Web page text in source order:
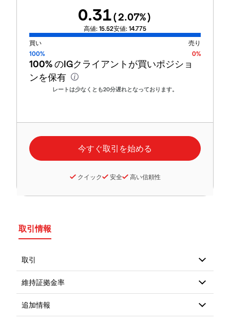
0.31(2.07%)
高値: 15.52安値: 14.775
買い
売り
100%
0%
100%のIGクライアントが買いポジショ
ンを保有
レートは少なくとも20分遅れとなっております。
クイック 安全 高い信頼性
取引情報